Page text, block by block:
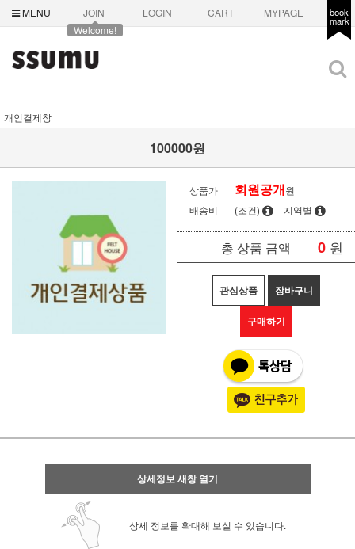
MENU
JOIN
Welcome!
LOGIN CART MYPAGE book
mark
개인결제창
100000원
상품가 회원공개원
배송비
(조건) 지역별
총 상품 금액 0 원
관심상품 장바구니
구매하기
상세정보 새창 열기
상세 정보를 확대해 보실 수 있습니다.